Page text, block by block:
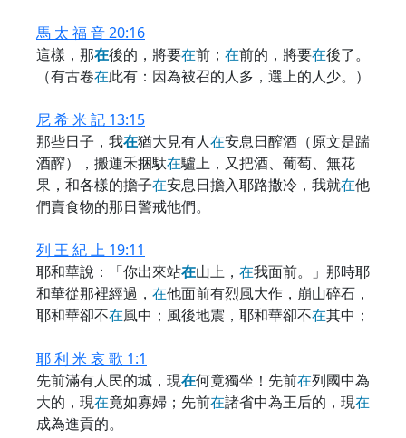
馬 太 福 音 20:16
這樣，那在後的，將要在前； 在前的，將要在後了。
（有古卷在此有：因為被召的人多，選上的人少。）
尼 希 米 記 13:15
那些日子，我在猶大見有人在安息日醡酒（原文是踹
酒醡），搬運禾捆馱在驢上，又把酒、葡萄、無花
果，和各樣的擔子在安息日擔入耶路撒冷，我就在他
們賣食物的那日警戒他們。
列 王 紀 上 19:11
耶和華說：「你出來站在山上， 在我面前。」那時耶
和華從那裡經過， 在他面前有烈風大作，崩山碎石，
耶和華卻不在風中；風後地震，耶和華卻不在其中；
耶 利 米 哀 歌 1:1
先前滿有人民的城，現在何竟獨坐！先前在列國中為
大的，現在竟如寡婦；先前在諸省中為王后的，現在
成為進貢的。